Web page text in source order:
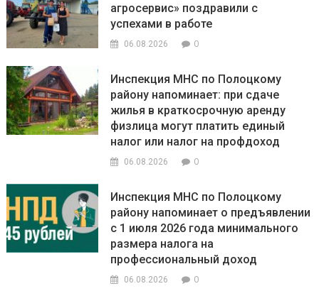
агросервис» поздравили с
успехами в работе
06.08.2026 0
Инспекция МНС по Полоцкому
району напоминает: при сдаче
жилья в краткосрочную аренду
физлица могут платить единый
налог или налог на профдоход
06.08.2026 0
Инспекция МНС по Полоцкому
району напоминает о предъявлении
с 1 июля 2026 года минимального
размера налога на
профессиональный доход
06.08.2026 0